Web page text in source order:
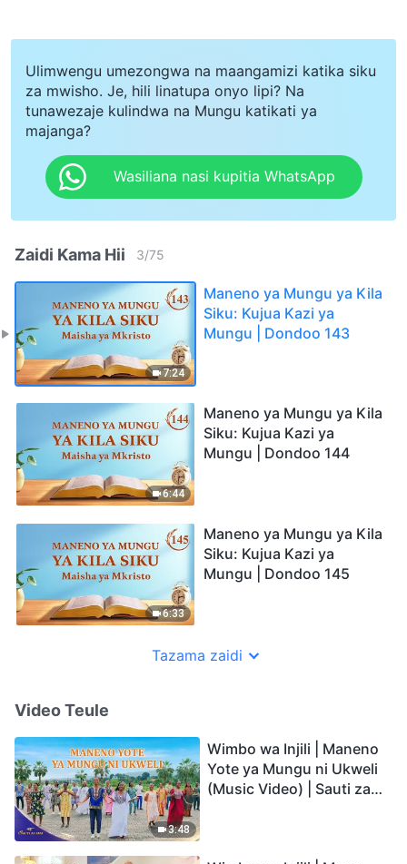
Ulimwengu umezongwa na maangamizi katika siku
za mwisho. Je, hili linatupa onyo lipi? Na
tunawezaje kulindwa na Mungu katikati ya
majanga?
Wasiliana nasi kupitia WhatsApp
Zaidi Kama Hii 3/75
7:24
Maneno ya Mungu ya Kila
Siku: Kujua Kazi ya
Mungu | Dondoo 143
6:44
Maneno ya Mungu ya Kila
Siku: Kujua Kazi ya
Mungu | Dondoo 144
6:33
Maneno ya Mungu ya Kila
Siku: Kujua Kazi ya
Mungu | Dondoo 145
Tazama zaidi
Video Teule
3:48
Wimbo wa Injili | Maneno
Yote ya Mungu ni Ukweli
(Music Video) | Sauti za